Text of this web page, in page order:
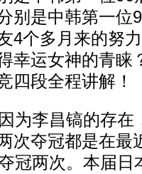
别是中韩第一位
4个多月来的努
幸运女神的青睐
四段全程讲解！
李昌镐的存在
次夺冠都是在最
冠两次。本届日